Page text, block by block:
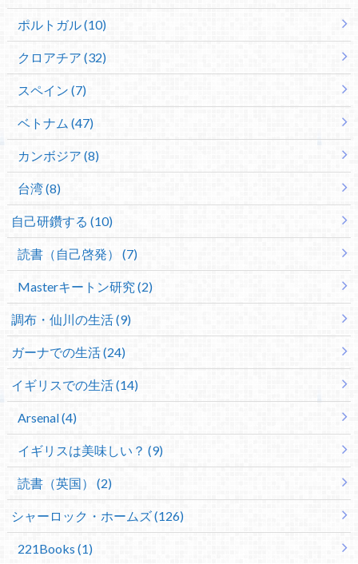
ポルトガル (10)
クロアチア (32)
スペイン (7)
ベトナム (47)
カンボジア (8)
台湾 (8)
自己研鑽する (10)
読書（自己啓発） (7)
Masterキートン研究 (2)
調布・仙川の生活 (9)
ガーナでの生活 (24)
イギリスでの生活 (14)
Arsenal (4)
イギリスは美味しい？ (9)
読書（英国） (2)
シャーロック・ホームズ (126)
221Books (1)